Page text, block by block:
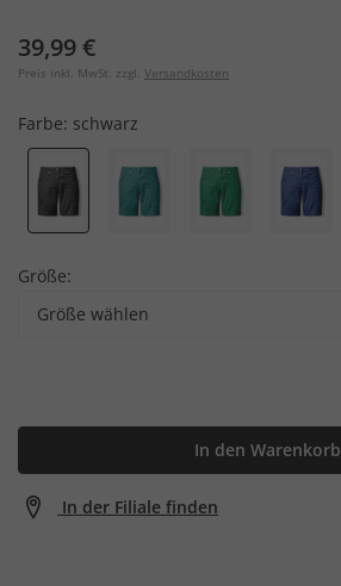
39,99 €
Preis inkl. MwSt. zzgl. Versandkosten
Farbe: schwarz
Größe:
Größe wählen
In den Warenkorb
In der Filiale finden